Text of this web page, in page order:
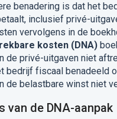
benadering is dat het
inclusief privé-
vervolgens in de
kosten (DNA)
de privé-uitgaven niet
bedrijf fiscaal benadeeld
de belastbare winst niet
van de DNA-aanpak